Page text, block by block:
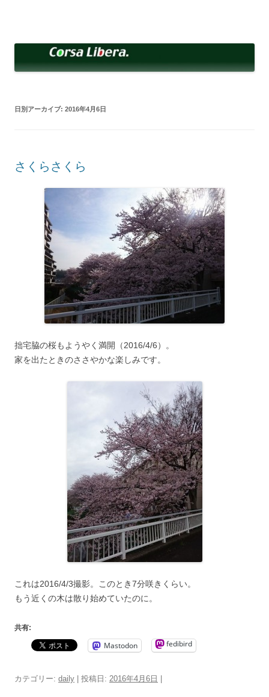
へ
ッ
日別アーカイブ: 2016年4月6日
さくらさくら
拙宅脇の桜もようやく満開（2016/4/6）。
家を出たときのささやかな楽しみです。
これは2016/4/3撮影。このとき7分咲きくらい。
もう近くの木は散り始めていたのに。
共有:
Mastodon fedibird
カテゴリー: daily | 投稿日: 2016年4月6日 |